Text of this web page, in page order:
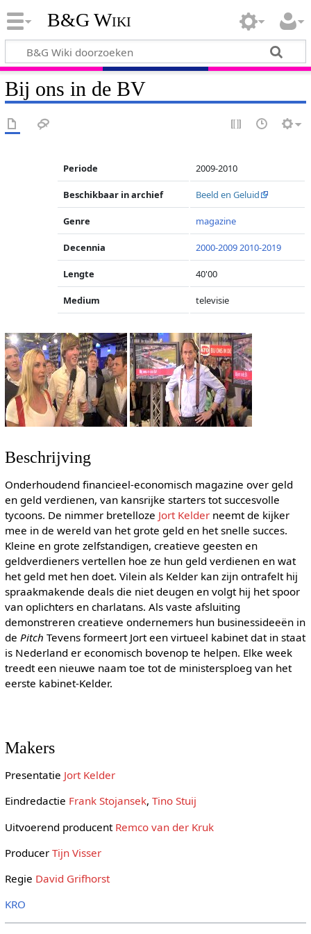
B&G Wiki
Bij ons in de BV
Periode 2009-2010
Beschikbaar in archief Beeld en Geluid
Genre magazine
Decennia 2000-20092010-2019
Lengte 40'00
Medium televisie
Beschrijving
Onderhoudend financieel-economisch magazine over geld
en geld verdienen, van kansrijke starters tot succesvolle
tycoons. De nimmer bretelloze Jort Kelderneemt de kijker
mee in de wereld van het grote geld en het snelle succes.
Kleine en grote zelfstandigen, creatieve geesten en
geldverdieners vertellen hoe ze hun geld verdienen en wat
het geld met hen doet. Vilein als Kelder kan zijn ontrafelt hij
spraakmakende deals die niet deugen en volgt hij het spoor
van oplichters en charlatans. Als vaste afsluiting
demonstreren creatieve ondernemers hun businessideeën in
de Pitch Tevens formeert Jort een virtueel kabinet dat in staat
is Nederland er economisch bovenop te helpen. Elke week
treedt een nieuwe naam toe tot de ministersploeg van het
eerste kabinet-Kelder.
Makers
Presentatie Jort Kelder
Eindredactie Frank Stojansek, Tino Stuij
Uitvoerend producent Remco van der Kruk
Producer Tijn Visser
Regie David Grifhorst
KRO